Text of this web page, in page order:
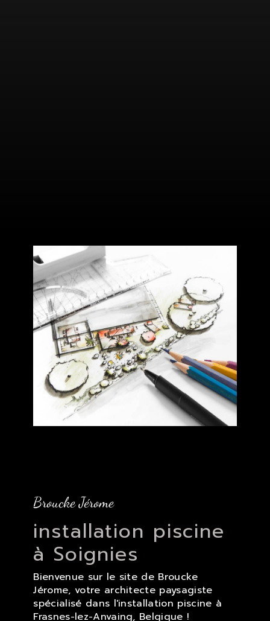
Broucke Jérome
installation piscine
à Soignies
Bienvenue sur le site de Broucke
Jérome, votre architecte paysagiste
spécialisé dans l'installation piscine à
Frasnes-lez-Anvaing, Belgique !